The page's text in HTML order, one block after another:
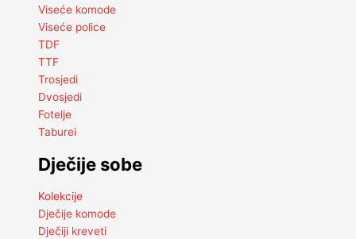
Viseće komode
Viseće police
TDF
TTF
Trosjedi
Dvosjedi
Fotelje
Taburei
Dječije sobe
Kolekcije
Dječije komode
Dječiji kreveti